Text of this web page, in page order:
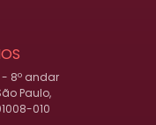
- 8º andar
Paulo,
010